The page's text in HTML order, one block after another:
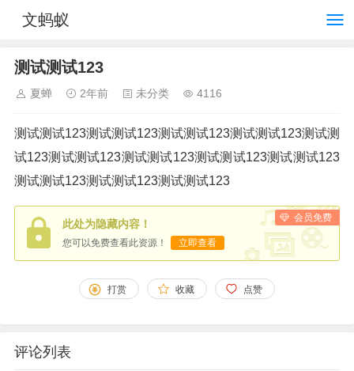
文蚂蚁
测试测试123
夏蝉 2年前 未分类 4116
测试测试123测试测试123测试测试123测试测试123测试测
试123测试测试123测试测试123测试测试123测试测试123
测试测试123测试测试123测试测试123
会员免费
此处为隐藏内容！
您可以免费查看此资源！ 立即查看
打赏 收藏 点赞
评论列表